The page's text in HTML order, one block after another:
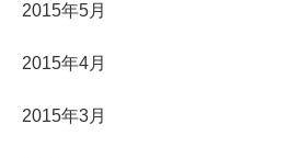
2015年5月
2015年4月
2015年3月